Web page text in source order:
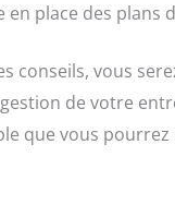
en place des plans
conseils, vous
de votre
que vous